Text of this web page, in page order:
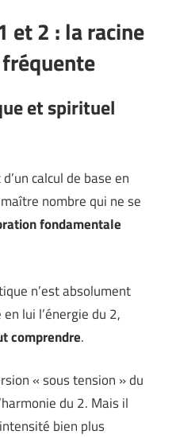
et 2 : la racine
et spirituel
calcul de base en
nombre qui ne se
fondamentale
n’est absolument
lui l’énergie du 2,
comprendre.
« sous tension » du
du 2. Mais il
bien plus